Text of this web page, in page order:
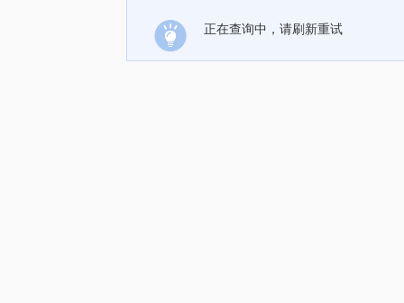
正在查询中，请刷新重试